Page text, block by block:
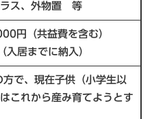
ラス、外物置 等
円（共益費を含む）
居までに納入）
で、現在子供（小学生以
これから産み育てようとす